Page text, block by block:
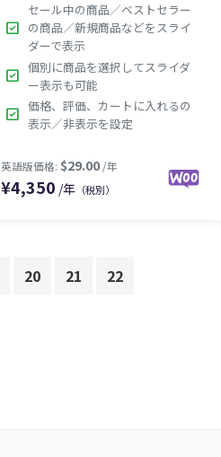
check_box
セール中の商品／ベストセラー
の商品／新規商品などをスライ
ダーで表示
check_box 個別に商品を選択してスライダ
ー表示も可能
check_box 価格、評価、カートに入れるの
表示／非表示を設定
¥4,350 /年 （税別）
20 21
22